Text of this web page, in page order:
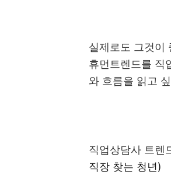
실제로도 그것이
휴먼트렌드를 직
와 흐름을 읽고
직업상담사 트렌
직장 찾는 청년)